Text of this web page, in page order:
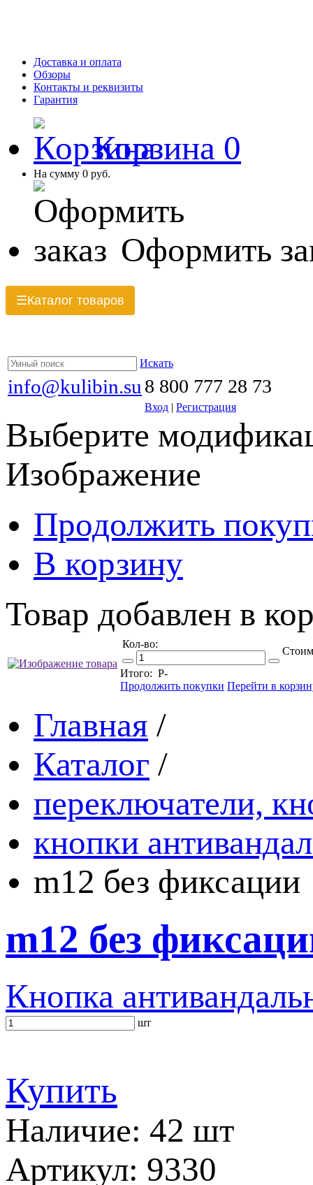
Доставка и оплата
Обзоры
Контакты и реквизиты
Гарантия
Корзина 0
На сумму 0 руб.
Оформить
☰Каталог товаров
Искать
info@kulibin.su 8 800 777 28 73
Вход | Регистрация
Выберите
Изображение
Продолжить
В корзину
Товар добавлен в
Кол-во:
Итого: Р-
Продолжить покупки Перейти в
Главная /
Каталог /
переключатели,
кнопки
m12 без фиксации
m12 без
Кнопка
шт
Купить
Наличие: 42 шт
Артикул: 9330